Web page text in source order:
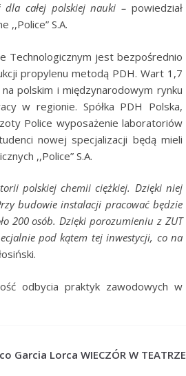
dla całej polskiej nauki – powiedział
,,Police” S.A.
Technologicznym jest bezpośrednio
propylenu metodą PDH. Wart 1,7
polskim i międzynarodowym rynku
w regionie. Spółka PDH Polska,
Police wyposażenie laboratoriów
nowej specjalizacji będą mieli
,,Police” S.A.
polskiej chemii ciężkiej. Dzięki niej
budowie instalacji pracować będzie
200 osób. Dzięki porozumieniu z ZUT
pod kątem tej inwestycji, co na
odbycia praktyk zawodowych w
Garcia Lorca WIECZÓR W TEATRZE